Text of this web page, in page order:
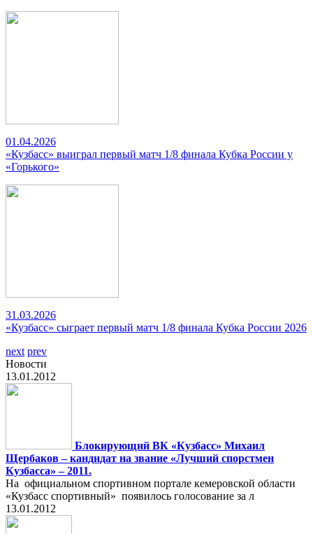
01.04.2026
«Кузбасс» выиграл первый матч 1/8 финала Кубка России у
«Горького»
31.03.2026
«Кузбасс» сыграет первый матч 1/8 финала Кубка России 2026
next prev
Новости
13.01.2012
Блокирующий ВК «Кузбасс» Михаил
Щербаков – кандидат на звание «Лучший спорстмен
Кузбасса» – 2011.
На официальном спортивном портале кемеровской области
«Кузбасс спортивный» появилось голосование за л
13.01.2012